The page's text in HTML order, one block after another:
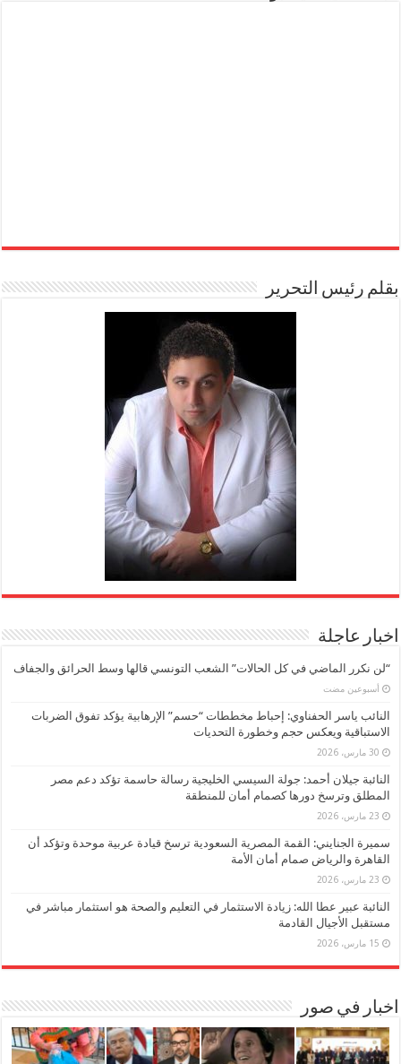
بقلم رئيس التحرير
اخبار عاجلة
“لن نكرر الماضي في كل الحالات” الشعب التونسي قالها وسط الحرائق والجفاف
‏أسبوعين مضت
النائب ياسر الحفناوي: إحباط مخططات “حسم” الإرهابية يؤكد تفوق الضربات
الاستباقية ويعكس حجم وخطورة التحديات
30 مارس، 2026
النائبة جيلان أحمد: جولة السيسي الخليجية رسالة حاسمة تؤكد دعم مصر
المطلق وترسخ دورها كصمام أمان للمنطقة
23 مارس، 2026
سميرة الجنايني: القمة المصرية السعودية ترسخ قيادة عربية موحدة وتؤكد أن
القاهرة والرياض صمام أمان الأمة
23 مارس، 2026
النائبة عبير عطا الله: زيادة الاستثمار في التعليم والصحة هو استثمار مباشر في
مستقبل الأجيال القادمة
15 مارس، 2026
اخبار في صور